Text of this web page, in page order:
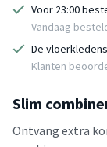
Voor 23:00
Vandaag
De
Klanten
Slim
Ontvang extra